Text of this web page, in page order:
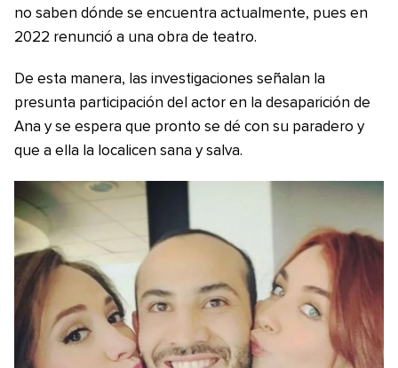
no saben dónde se encuentra actualmente, pues en
2022 renunció a una obra de teatro.
De esta manera, las investigaciones señalan la
presunta participación del actor en la desaparición de
Ana y se espera que pronto se dé con su paradero y
que a ella la localicen sana y salva.